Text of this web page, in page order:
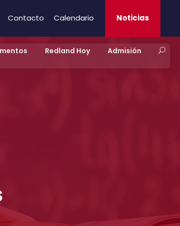
Contacto Calendario Noticias
Redland Hoy Admisión